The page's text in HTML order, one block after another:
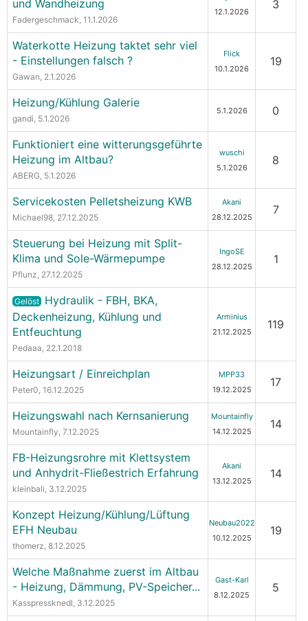
und Wandheizung
Fadergeschmack, 11.1.2026
12.1.2026
3
Waterkotte Heizung taktet sehr viel
- Einstellungen falsch ?
Gawan, 2.1.2026
Flick
10.1.2026
19
Heizung/Kühlung Galerie
gandi, 5.1.2026
5.1.2026 0
Funktioniert eine witterungsgeführte
Heizung im Altbau?
ABERG, 5.1.2026
wuschi
5.1.2026
8
Servicekosten Pelletsheizung KWB
Michael98, 27.12.2025
Akani
28.12.2025
7
Steuerung bei Heizung mit Split-
Klima und Sole-Wärmepumpe
Pflunz, 27.12.2025
IngoSE
28.12.2025
1
Gelöst Hydraulik - FBH, BKA,
Deckenheizung, Kühlung und
Entfeuchtung
Pedaaa, 22.1.2018
Arminius
21.12.2025
119
Heizungsart / Einreichplan
Peter0, 16.12.2025
MPP33
19.12.2025
17
Heizungswahl nach Kernsanierung
Mountainfly, 7.12.2025
Mountainfly
14.12.2025
14
FB-Heizungsrohre mit Klettsystem
und Anhydrit-Fließestrich Erfahrung
kleinbali, 3.12.2025
Akani
13.12.2025
14
Konzept Heizung/Kühlung/Lüftung
EFH Neubau
thomerz, 8.12.2025
Neubau2022
10.12.2025
19
Welche Maßnahme zuerst im Altbau
- Heizung, Dämmung, PV-Speicher...
Kasspressknedl, 3.12.2025
Gast-Karl
8.12.2025
5